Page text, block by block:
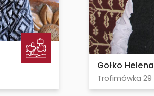
Gołko Helena
Trofimówka 29